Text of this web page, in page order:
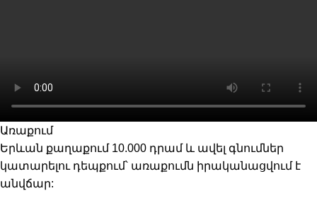
Առաքում
Երևան քաղաքում 10.000 դրամ և ավել գնումներ
կատարելու դեպքում՝ առաքումն իրականացվում է
անվճար: